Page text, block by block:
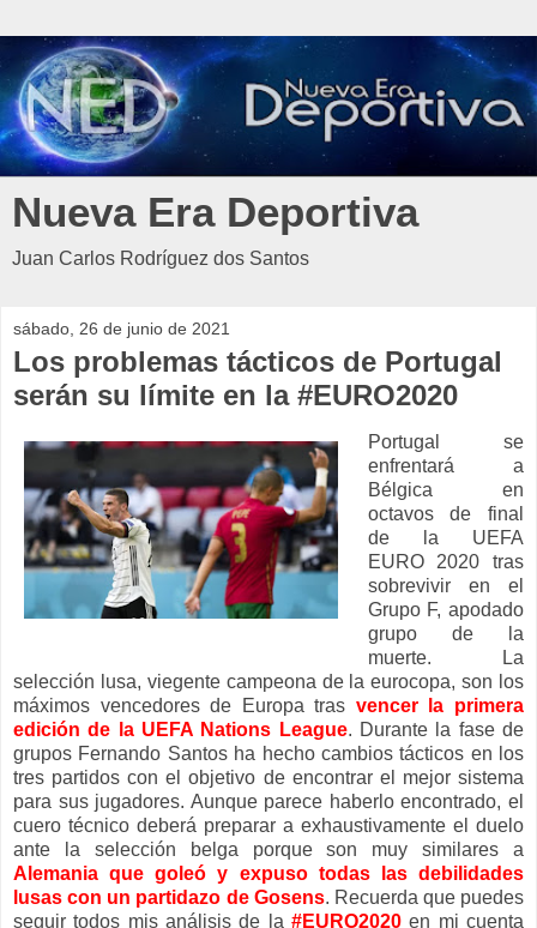
Nueva Era Deportiva
Juan Carlos Rodríguez dos Santos
sábado, 26 de junio de 2021
Los problemas tácticos de Portugal
serán su límite en la #EURO2020
Portugal se
enfrentará a
Bélgica en
octavos de final
de la UEFA
EURO 2020 tras
sobrevivir en el
Grupo F, apodado
grupo de la
muerte. La
selección lusa, viegente campeona de la eurocopa, son los
máximos vencedores de Europa tras vencer la primera
edición de la UEFA Nations League. Durante la fase de
grupos Fernando Santos ha hecho cambios tácticos en los
tres partidos con el objetivo de encontrar el mejor sistema
para sus jugadores. Aunque parece haberlo encontrado, el
cuero técnico deberá preparar a exhaustivamente el duelo
ante la selección belga porque son muy similares a
Alemania que goleó y expuso todas las debilidades
lusas con un partidazo de Gosens. Recuerda que puedes
seguir todos mis análisis de la #EURO2020 en mi cuenta